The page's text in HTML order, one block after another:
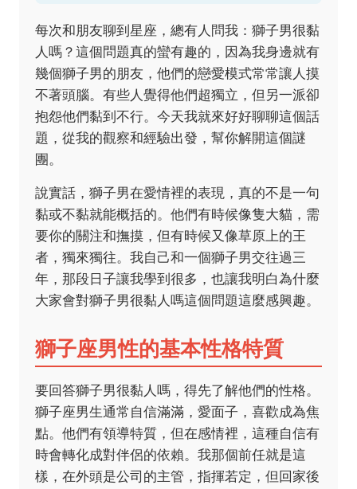
每次和朋友聊到星座，總有人問我：獅子男很黏
人嗎？這個問題真的蠻有趣的，因為我身邊就有
幾個獅子男的朋友，他們的戀愛模式常常讓人摸
不著頭腦。有些人覺得他們超獨立，但另一派卻
抱怨他們黏到不行。今天我就來好好聊聊這個話
題，從我的觀察和經驗出發，幫你解開這個謎
團。
說實話，獅子男在愛情裡的表現，真的不是一句
黏或不黏就能概括的。他們有時候像隻大貓，需
要你的關注和撫摸，但有時候又像草原上的王
者，獨來獨往。我自己和一個獅子男交往過三
年，那段日子讓我學到很多，也讓我明白為什麼
大家會對獅子男很黏人嗎這個問題這麼感興趣。
獅子座男性的基本性格特質
要回答獅子男很黏人嗎，得先了解他們的性格。
獅子座男生通常自信滿滿，愛面子，喜歡成為焦
點。他們有領導特質，但在感情裡，這種自信有
時會轉化成對伴侶的依賴。我那個前任就是這
樣，在外頭是公司的主管，指揮若定，但回家後